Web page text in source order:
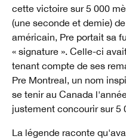
cette victoire sur 5 000
(une seconde et demie)
américain, Pre portait sa
« signature ». Celle-ci
tenant compte de ses
Pre Montreal, un nom
se tenir au Canada
justement concourir sur 5
La légende raconte